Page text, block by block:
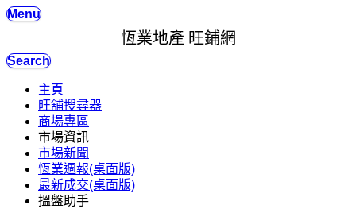
Menu
恆業地產 旺鋪網
Search
主頁
旺舖搜尋器
商場專區
市場資訊
市場新聞
恆業週報(桌面版)
最新成交(桌面版)
搵盤助手